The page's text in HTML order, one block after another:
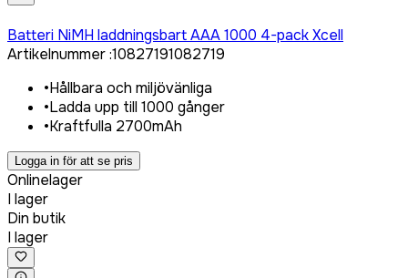
Batteri NiMH laddningsbart AAA 1000 4-pack Xcell
Artikelnummer:10827191082719
•Hållbara och miljövänliga
•Ladda upp till 1000 gånger
•Kraftfulla 2700mAh
Logga in för att se pris
Onlinelager
I lager
Din butik
I lager